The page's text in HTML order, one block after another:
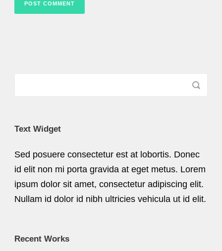
Text Widget
Sed posuere consectetur est at lobortis. Donec
id elit non mi porta gravida at eget metus. Lorem
ipsum dolor sit amet, consectetur adipiscing elit.
Nullam id dolor id nibh ultricies vehicula ut id elit.
Recent Works